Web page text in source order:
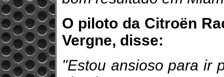
O piloto da Citroën
Vergne, disse:
"Estou ansioso para ir